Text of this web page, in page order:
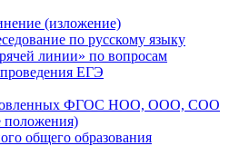
(изложение)
по русскому языку
линии» по вопросам
ЕГЭ
ФГОС НОО, ООО, СОО
общего образования